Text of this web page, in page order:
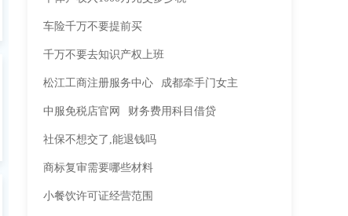
车险千万不要提前买
千万不要去知识产权上班
松江工商注册服务中心 成都牵手门女主
中服免税店官网 财务费用科目借贷
社保不想交了,能退钱吗
商标复审需要哪些材料
小餐饮许可证经营范围